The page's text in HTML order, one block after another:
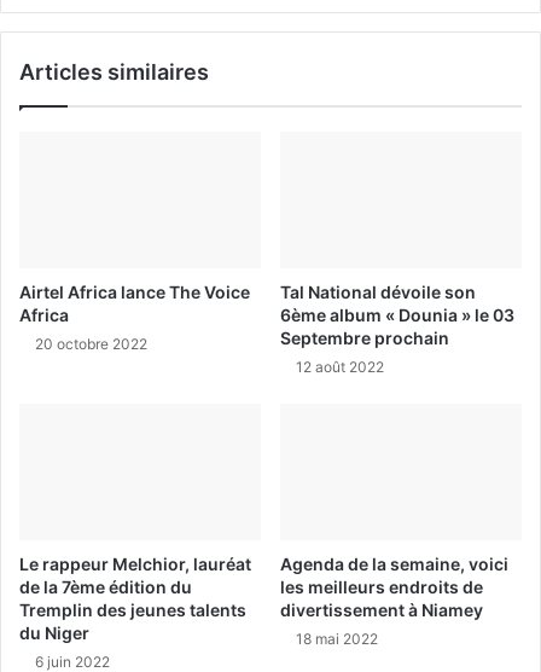
Articles similaires
Airtel Africa lance The Voice
Africa
20 octobre 2022
Tal National dévoile son
6ème album « Dounia » le 03
Septembre prochain
12 août 2022
Le rappeur Melchior, lauréat
de la 7ème édition du
Tremplin des jeunes talents
du Niger
6 juin 2022
Agenda de la semaine, voici
les meilleurs endroits de
divertissement à Niamey
18 mai 2022